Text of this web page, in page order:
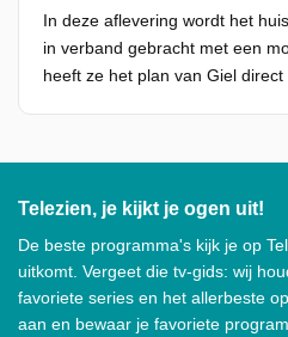
In deze aflevering wordt het
in verband gebracht met een
heeft ze het plan van Giel direct
Telezien, je kijkt je ogen uit!
De beste programma's kijk je op
uitkomt. Vergeet die tv-gids: wij
favoriete series en het allerbeste
aan en bewaar je favoriete